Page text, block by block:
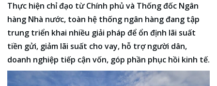
Thực hiện chỉ đạo từ Chính phủ và Thống đốc Ngân
hàng Nhà nước, toàn hệ thống ngân hàng đang tập
trung triển khai nhiều giải pháp để ổn định lãi suất
tiền gửi, giảm lãi suất cho vay, hỗ trợ người dân,
doanh nghiệp tiếp cận vốn, góp phần phục hồi kinh tế.